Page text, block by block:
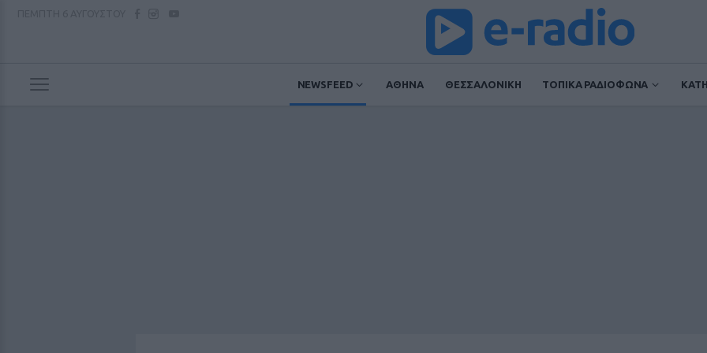
NEWSFEED ΑΘΗΝΑ ΘΕΣΣΑΛΟΝΙΚΗ ΤΟΠΙΚΑ ΡΑΔΙΟΦΩΝΑ